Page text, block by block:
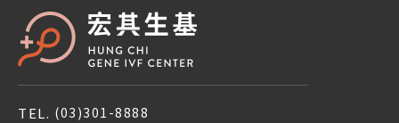
TEL. (03)301-8888